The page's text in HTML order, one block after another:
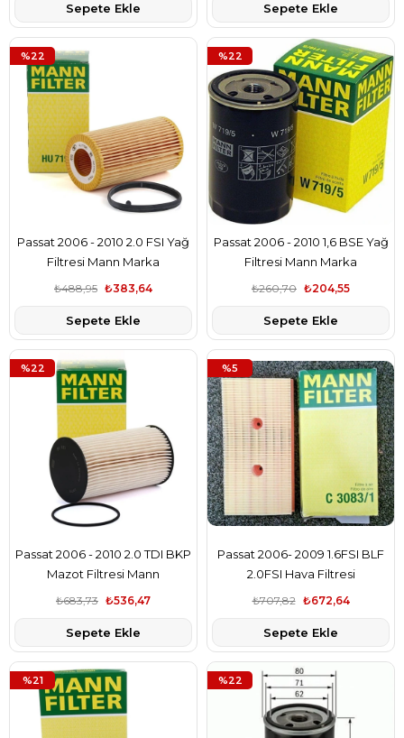
Sepete Ekle Sepete Ekle
Passat 2006 - 2010 2.0 FSI Yağ
Filtresi Mann Marka
₺383,64
₺488,95
Sepete Ekle
%22
Passat 2006 - 2010 1,6 BSE Yağ
Filtresi Mann Marka
₺204,55
₺260,70
Sepete Ekle
%22
Passat 2006 - 2010 2.0 TDI BKP
Mazot Filtresi Mann
₺536,47
₺683,73
Sepete Ekle
%22
Passat 2006- 2009 1.6FSI BLF
2.0FSI Hava Filtresi
₺672,64
₺707,82
Sepete Ekle
%5
%21 %22